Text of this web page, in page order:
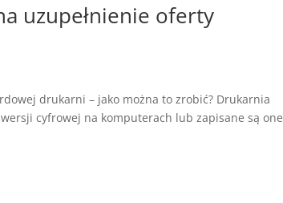
uzupełnienie oferty
drukarni – jako można to zrobić? Drukarnia
cyfrowej na komputerach lub zapisane są one